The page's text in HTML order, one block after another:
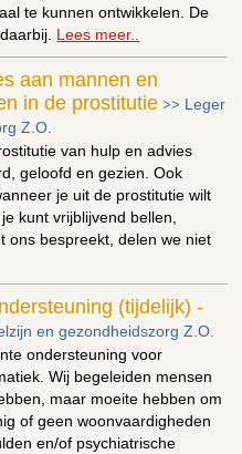
te kunnen ontwikkelen. De
Lees meer..
aan mannen en
in de prostitutie >> Leger
Z.O.
van hulp en advies
geloofd en gezien. Ook
je uit de prostitutie wilt
kunt vrijblijvend bellen,
ons bespreekt, delen we niet
(tijdelijk) -
en gezondheidszorg Z.O.
ondersteuning voor
Wij begeleiden mensen
maar moeite hebben om
of geen woonvaardigheden
en/of psychiatrische